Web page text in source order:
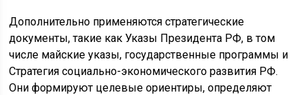
Дополнительно применяются стратегические
документы, такие как Указы Президента РФ, в том
числе майские указы, государственные программы и
Стратегия социально-экономического развития РФ.
Они формируют целевые ориентиры, определяют